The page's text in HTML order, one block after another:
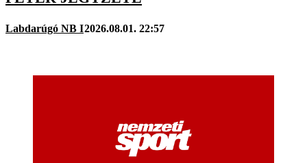
Labdarúgó NB I2026.08.01. 22:57